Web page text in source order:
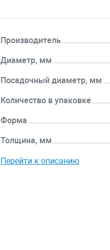
Производитель
Диаметр, мм
Посадочный диаметр, мм
Количество в упаковке
Форма
Толщина, мм
Перейти к описанию